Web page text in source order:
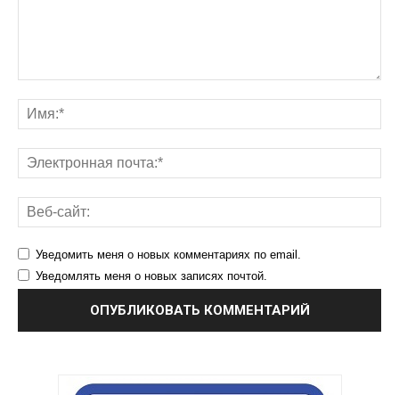
Уведомить меня о новых комментариях по email.
Уведомлять меня о новых записях почтой.